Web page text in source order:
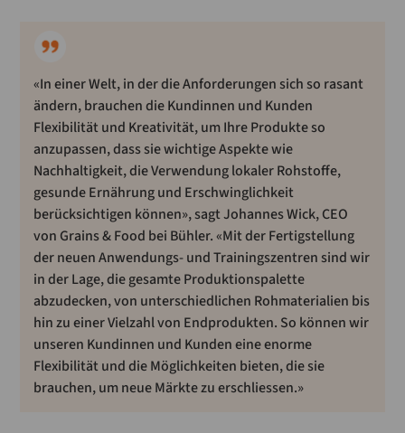
«In einer Welt, in der die Anforderungen sich so rasant
ändern, brauchen die Kundinnen und Kunden
Flexibilität und Kreativität, um Ihre Produkte so
anzupassen, dass sie wichtige Aspekte wie
Nachhaltigkeit, die Verwendung lokaler Rohstoffe,
gesunde Ernährung und Erschwinglichkeit
berücksichtigen können», sagt Johannes Wick, CEO
von Grains & Food bei Bühler. «Mit der Fertigstellung
der neuen Anwendungs- und Trainingszentren sind wir
in der Lage, die gesamte Produktionspalette
abzudecken, von unterschiedlichen Rohmaterialien bis
hin zu einer Vielzahl von Endprodukten. So können wir
unseren Kundinnen und Kunden eine enorme
Flexibilität und die Möglichkeiten bieten, die sie
brauchen, um neue Märkte zu erschliessen.»